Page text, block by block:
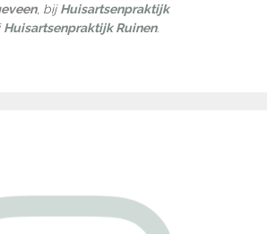
, bijHuisartsenpraktijk
Huisartsenpraktijk Ruinen.